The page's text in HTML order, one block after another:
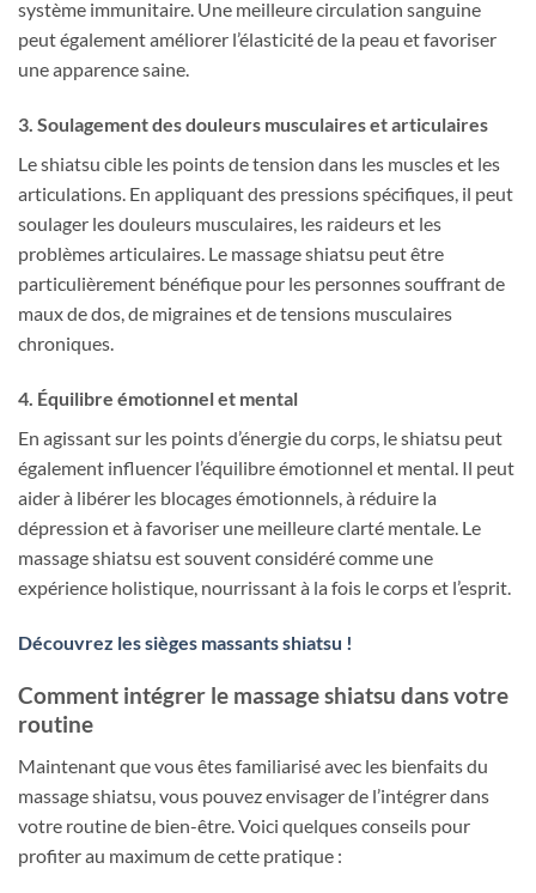
système immunitaire. Une meilleure circulation sanguine
peut également améliorer l’élasticité de la peau et favoriser
une apparence saine.
3. Soulagement des douleurs musculaires et articulaires
Le shiatsu cible les points de tension dans les muscles et les
articulations. En appliquant des pressions spécifiques, il peut
soulager les douleurs musculaires, les raideurs et les
problèmes articulaires. Le massage shiatsu peut être
particulièrement bénéfique pour les personnes souffrant de
maux de dos, de migraines et de tensions musculaires
chroniques.
4. Équilibre émotionnel et mental
En agissant sur les points d’énergie du corps, le shiatsu peut
également influencer l’équilibre émotionnel et mental. Il peut
aider à libérer les blocages émotionnels, à réduire la
dépression et à favoriser une meilleure clarté mentale. Le
massage shiatsu est souvent considéré comme une
expérience holistique, nourrissant à la fois le corps et l’esprit.
Découvrez les sièges massants shiatsu !
Comment intégrer le massage shiatsu dans votre
routine
Maintenant que vous êtes familiarisé avec les bienfaits du
massage shiatsu, vous pouvez envisager de l’intégrer dans
votre routine de bien-être. Voici quelques conseils pour
profiter au maximum de cette pratique :